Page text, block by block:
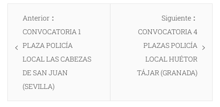
Navegación
entradas
Anterior
anterior:
CONVOCATORIA 1
PLAZA POLICÍA
LOCAL LAS CABEZAS
DE SAN JUAN
(SEVILLA)
Siguiente
CONVOCATORIA 4
PLAZAS POLICÍA
LOCAL HUÉTOR
TÁJAR (GRANADA)